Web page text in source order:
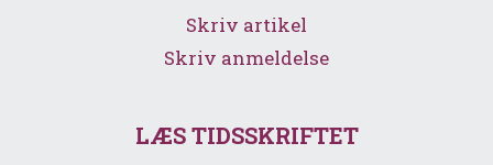
Skriv artikel
Skriv anmeldelse
LÆS TIDSSKRIFTET